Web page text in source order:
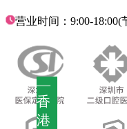
—
香
港
营业时间：9:00-18:00(